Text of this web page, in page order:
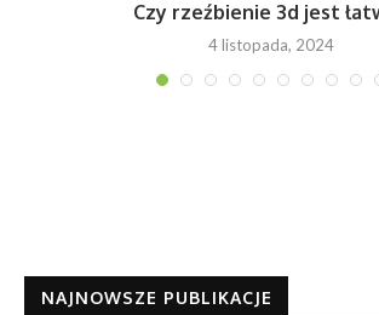
Czy rzeźbienie 3d jest
4 listopada, 2024
NAJNOWSZE PUBLIKACJE